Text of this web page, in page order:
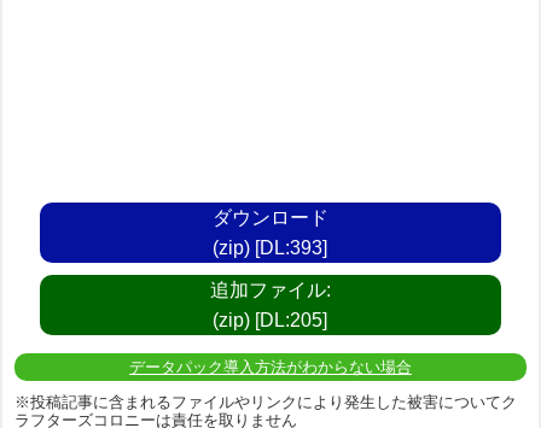
ダウンロード
(zip) [DL:393]
追加ファイル:
(zip) [DL:205]
データパック導入方法がわからない場合
※投稿記事に含まれるファイルやリンクにより発生した被害についてク
ラフターズコロニーは責任を取りません